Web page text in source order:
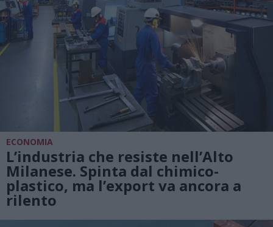
ECONOMIA
L’industria che resiste nell’Alto
Milanese. Spinta dal chimico-
plastico, ma l’export va ancora a
rilento